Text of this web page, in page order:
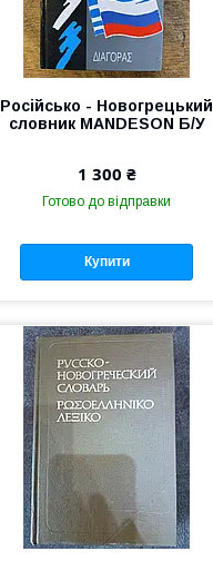
Російсько - Новогрецький
словник MANDESON Б/У
1 300 ₴
Готово до відправки
Купити